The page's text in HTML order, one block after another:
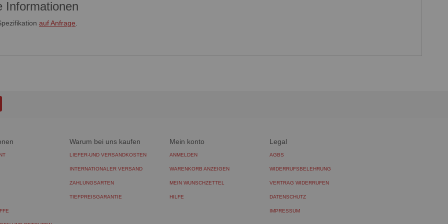
Informationen
auf Anfrage.
Warum bei uns kaufen
LIEFER-UND VERSANDKOSTEN
INTERNATIONALER VERSAND
ZAHLUNGSARTEN
TIEFPREISGARANTIE
Mein konto
ANMELDEN
WARENKORB ANZEIGEN
MEIN WUNSCHZETTEL
HILFE
Legal
AGBS
WIDERRUFSBELEHRUNG
VERTRAG WIDERRUFEN
DATENSCHUTZ
IMPRESSUM